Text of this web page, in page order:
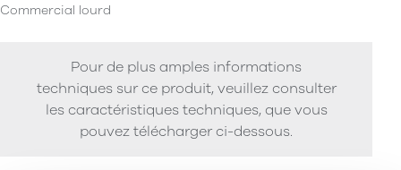
Commercial lourd
Pour de plus amples informations
techniques sur ce produit, veuillez consulter
les caractéristiques techniques, que vous
pouvez télécharger ci-dessous.